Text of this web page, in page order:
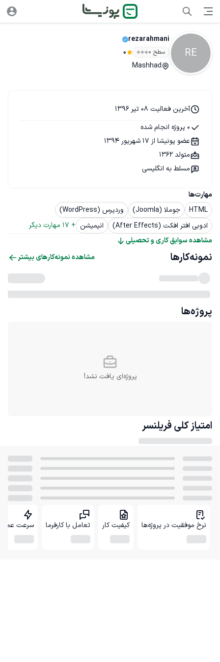
RE
rezarahmani
سطح ۰ 0
Mashhad
مهارت‌ها
HTML
جوملا (Joomla)
وردپرس (WordPress)
ادوبی افتر افکت (After Effects)
انیمیشن +
17 مهارت دیگر
مشاهده سوابق کاری و تحصیلی
آخرین فعالیت 08 تیر 1396
0 پروژه انجام شده
عضو پونیشا از 17 شهریور 1394
متولد 1362
مسلط به انگلیسی
نمونه‌کارها مشاهده نمونه‌کارهای بیشتر
پروژه‌ها
پروژه‌ای یافت نشد!
امتیاز کلی فریلنسر
نرخ موفقیت در پروژه‌ها کیفیت کار تعامل با کارفرما سرعت عمل